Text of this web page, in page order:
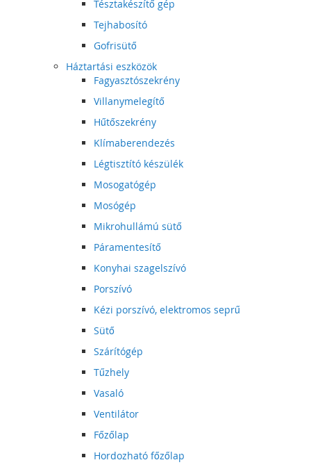
Tésztakészítő gép
Tejhabosító
Gofrisütő
Háztartási eszközök
Fagyasztószekrény
Villanymelegítő
Hűtőszekrény
Klímaberendezés
Légtisztító készülék
Mosogatógép
Mosógép
Mikrohullámú sütő
Páramentesítő
Konyhai szagelszívó
Porszívó
Kézi porszívó, elektromos seprű
Sütő
Szárítógép
Tűzhely
Vasaló
Ventilátor
Főzőlap
Hordozható főzőlap